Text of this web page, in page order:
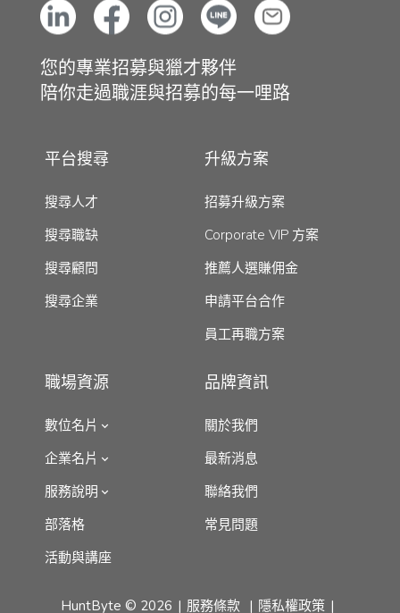
您的專業招募與獵才夥伴
陪你走過職涯與招募的每一哩路
平台搜尋
搜尋人才
搜尋職缺
搜尋顧問
搜尋企業
升級方案
招募升級方案
Corporate VIP 方案
推薦人選賺佣金
申請平台合作
員工再職方案
職場資源
數位名片
企業名片
服務說明
部落格
活動與講座
品牌資訊
關於我們
最新消息
聯絡我們
常見問題
HuntByte © 2026 服務條款 隱私權政策